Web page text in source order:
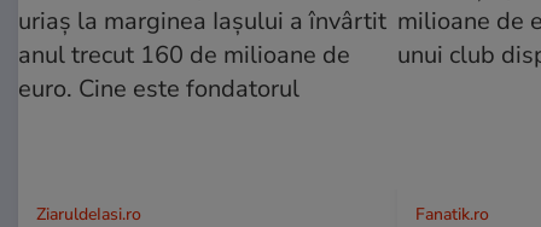
ZiaruldeIasi.ro Fanatik.ro